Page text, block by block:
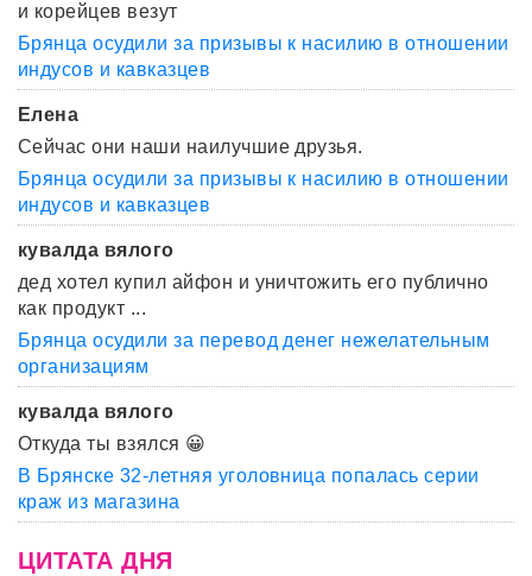
и корейцев везут
Брянца осудили за призывы к насилию в отношении
индусов и кавказцев
Елена
Сейчас они наши наилучшие друзья.
Брянца осудили за призывы к насилию в отношении
индусов и кавказцев
кувалда вялого
дед хотел купил айфон и уничтожить его публично
как продукт ...
Брянца осудили за перевод денег нежелательным
организациям
кувалда вялого
Откуда ты взялся 😀
В Брянске 32-летняя уголовница попалась серии
краж из магазина
ЦИТАТА ДНЯ